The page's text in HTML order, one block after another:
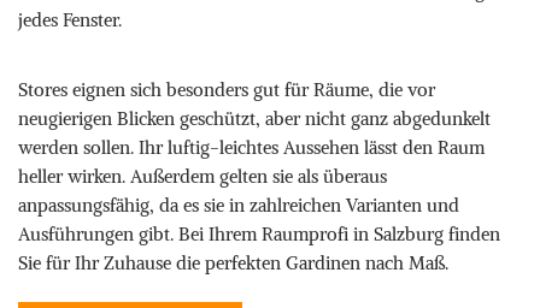
jedes Fenster.
Stores eignen sich besonders gut für Räume, die vor
neugierigen Blicken geschützt, aber nicht ganz abgedunkelt
werden sollen. Ihr luftig-leichtes Aussehen lässt den Raum
heller wirken. Außerdem gelten sie als überaus
anpassungsfähig, da es sie in zahlreichen Varianten und
Ausführungen gibt. Bei Ihrem Raumprofi in Salzburg finden
Sie für Ihr Zuhause die perfekten Gardinen nach Maß.